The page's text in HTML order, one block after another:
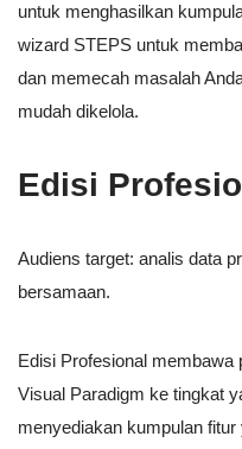
untuk menghasilkan
wizard STEPS untuk
dan memecah masalah
mudah dikelola.
Edisi
Audiens target: analis data
bersamaan.
Edisi Profesional
Visual Paradigm ke tingkat
menyediakan kumpulan